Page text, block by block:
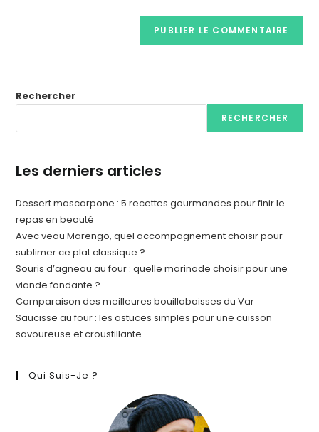
Rechercher
RECHERCHER
Les derniers articles
Dessert mascarpone : 5 recettes gourmandes pour finir le
repas en beauté
Avec veau Marengo, quel accompagnement choisir pour
sublimer ce plat classique ?
Souris d’agneau au four : quelle marinade choisir pour une
viande fondante ?
Comparaison des meilleures bouillabaisses du Var
Saucisse au four : les astuces simples pour une cuisson
savoureuse et croustillante
Qui Suis-Je ?